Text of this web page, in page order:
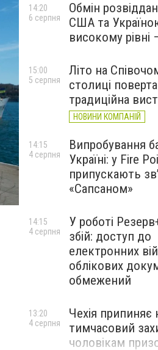
Обмін
США та
високому рівні
14:20
6 серпня
Літо на
столиці
традиційна
НОВИНИ КОМПАНІЙ
15:00
5 серпня
Випробування
Україні: у Fire
припускають
«Сапсаном»
14:15
4 серпня
У роботі
збій: доступ до
електронних
облікових
обмежений
14:15
4 серпня
Чехія припиняє
тимчасовий
чоловікам
13:20
4 серпня